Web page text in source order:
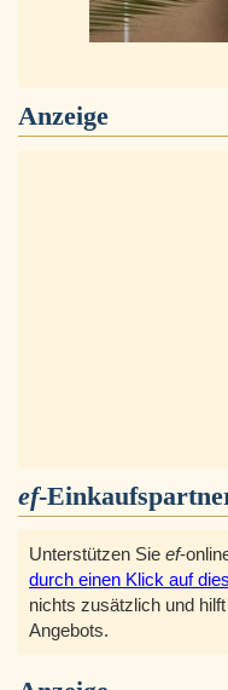
Anzeige
ef-
Unterstützen Sie ef-
durch einen Klick auf
nichts zusätzlich und
Angebots.